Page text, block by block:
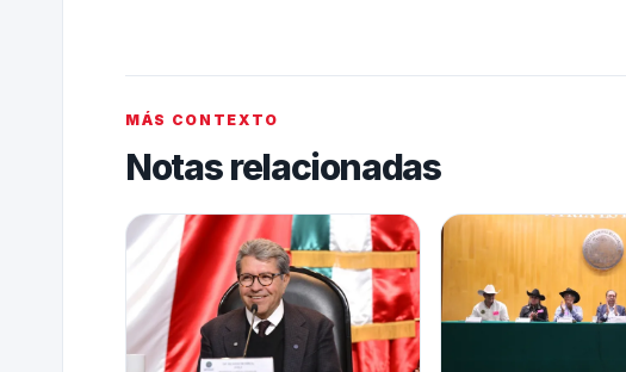
MÁS CONTEXTO
Notas relacionadas